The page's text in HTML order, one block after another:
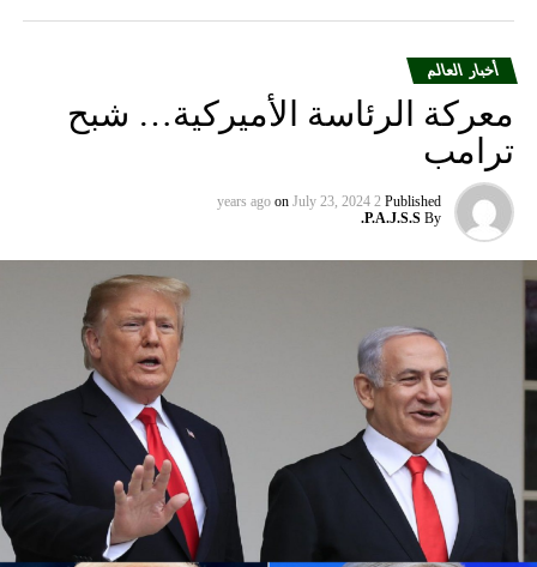
والمدن الأوروبية التي تقدم خدماتها إلى الولايات المتحدة”.
ومددت شركة دلتا إيرلاينز تعليق رحلاتها إلى إسرائيل حتى 30
خدماتها إلى أجل غير مسمى.
وتوقفت شركات الطيران الثلاث عن الطيران إلى إسرائيل بعد
وقت قصير من هجوم حماس في السابع من تشرين الأول الذي
كما أوقفت عدة شركات طيران دولية أخرى رحلاتها من وإلى
إسرائيل ولبنان والأردن والعراق وإيران، على خلفية تصاعد التوتر
في المنطقة، بعد مقتل رئيس المكتب السياسي لحماس في
طهران، ومقتل مسؤول عسكري بارز في الحزب بغارة إسرائيلية
على بيروت أواخر تموز الماضي.
وأعلنت شركة لوفتهانزا الألمانية، الاثنين الماضي، أنها ستوقف
جميع رحلاتها إلى إسرائيل وعمان وبيروت وطهران وأربيل في
أخبار العالم
معركة الرئاسة الأميركية… شبح
ترامب
Published
2 years ago
on July 23, 2024
By
P.A.J.S.S.